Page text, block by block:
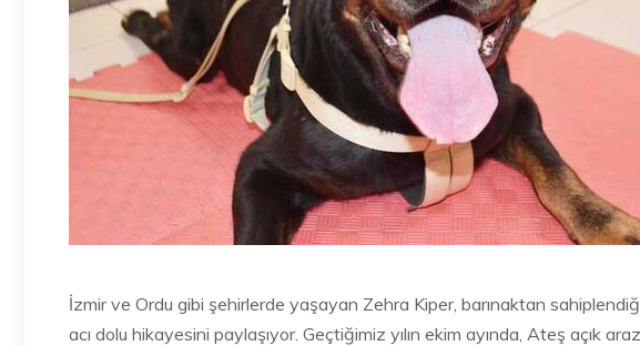
İzmir ve Ordu gibi şehirlerde yaşayan Zehra Kiper, barınaktan
acı dolu hikayesini paylaşıyor. Geçtiğimiz yılın ekim ayında, Ateş açık